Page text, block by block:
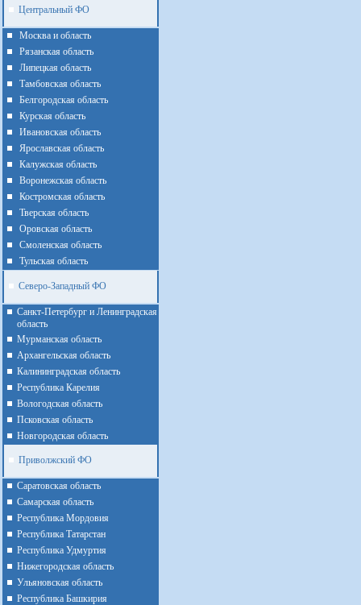
Центральный ФО
Москва и область
Рязанская область
Липецкая область
Тамбовская область
Белгородская область
Курская область
Ивановская область
Ярославская область
Калужская область
Воронежская область
Костромская область
Тверская область
Оровская область
Смоленская область
Тульская область
Северо-Западный ФО
Санкт-Петербург и Ленинградская
область
Мурманская область
Архангельская область
Калининградская область
Республика Карелия
Вологодская область
Псковская область
Новгородская область
Приволжский ФО
Cаратовская область
Cамарская область
Республика Мордовия
Республика Татарстан
Республика Удмуртия
Нижегородская область
Ульяновская область
Республика Башкирия